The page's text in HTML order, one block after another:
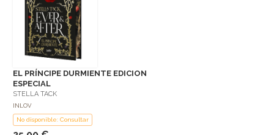
EL PRÍNCIPE DURMIENTE EDICION
ESPECIAL
STELLA TACK
INLOV
No disponible: Consultar